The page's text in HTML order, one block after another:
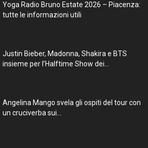
Yoga Radio Bruno Estate 2026 – Piacenza:
tutte le informazioni utili
Justin Bieber, Madonna, Shakira e BTS
insieme per l’Halftime Show dei...
Angelina Mango svela gli ospiti del tour con
un cruciverba sui...